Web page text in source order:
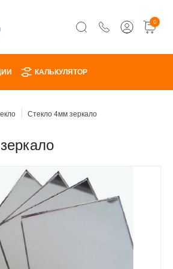
0
КАЛЬКУЛЯТОР
Стекло 4мм зеркало